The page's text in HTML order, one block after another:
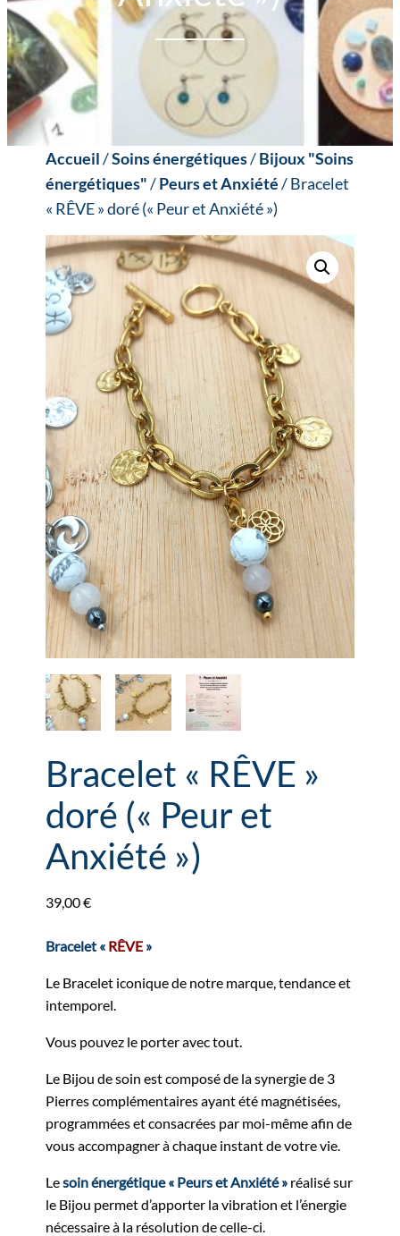
Accueil/Soins énergétiques/Bijoux "Soins
énergétiques"/Peurs et Anxiété/ Bracelet
« RÊVE » doré (« Peur et Anxiété »)
Bracelet « RÊVE »
doré (« Peur et
Anxiété »)
39,00€
Bracelet « RÊVE»
Le Bracelet iconique de notre marque, tendance et
intemporel.
Vous pouvez le porter avec tout.
Le Bijou de soin est composé de la synergie de 3
Pierres complémentaires ayant été magnétisées,
programmées et consacrées par moi-même afin de
vous accompagner à chaque instant de votre vie.
Lesoin énergétique « Peurs et Anxiété » réalisé sur
le Bijou permet d’apporter la vibration et l’énergie
nécessaire à la résolution de celle-ci.